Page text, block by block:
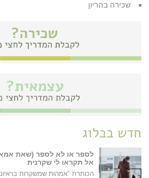
שכירה בהריון
חדש בבלוג
לספר או לא לספר (שאת אמא)
אל תקראו לי שקרנית
הכותרת "אמהות שמשקרות